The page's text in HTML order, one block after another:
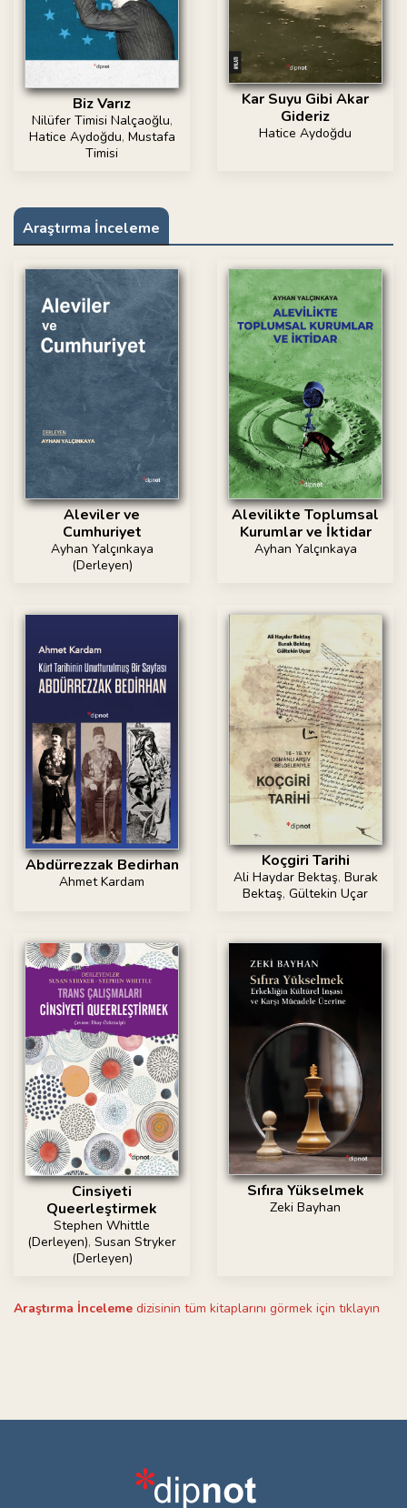
Biz Varız
Nilüfer Timisi Nalçaoğlu,
Hatice Aydoğdu, Mustafa
Timisi
Kar Suyu Gibi Akar
Gideriz
Hatice Aydoğdu
Araştırma İnceleme
Aleviler ve
Cumhuriyet
Ayhan Yalçınkaya
(Derleyen)
Alevilikte Toplumsal
Kurumlar ve İktidar
Ayhan Yalçınkaya
Abdürrezzak Bedirhan
Ahmet Kardam
Koçgiri Tarihi
Ali Haydar Bektaş, Burak
Bektaş, Gültekin Uçar
Cinsiyeti
Queerleştirmek
Stephen Whittle
(Derleyen), Susan Stryker
(Derleyen)
Sıfıra Yükselmek
Zeki Bayhan
Araştırma İnceleme dizisinin tüm kitaplarını görmek için tıklayın